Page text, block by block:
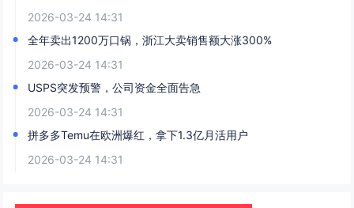
2026-03-24 14:31
全年卖出1200万口锅，浙江大卖销售额大涨300%
2026-03-24 14:31
USPS突发预警，公司资金全面告急
2026-03-24 14:31
拼多多Temu在欧洲爆红，拿下1.3亿月活用户
2026-03-24 14:31